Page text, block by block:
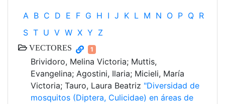
A B C D E F G H I J K L M N O P Q R
S T U V W X Y Z
VECTORES 1
Brividoro, Melina Victoria; Muttis,
Evangelina; Agostini, Ilaria; Micieli, María
Victoria; Tauro, Laura Beatriz "Diversidad de
mosquitos (Diptera, Culicidae) en áreas de